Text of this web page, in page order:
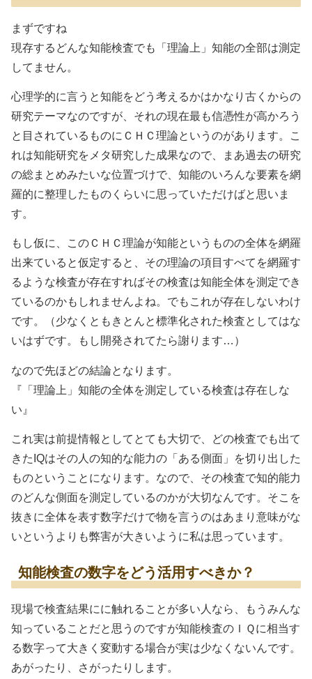
まずですね
現存するどんな知能検査でも「理論上」知能の全部は測定
してません。
心理学的に言うと知能をどう考えるかはかなり古くからの
研究テーマなのですが、それの現在最も信憑性が高かろう
と目されているものにＣＨＣ理論というのがあります。こ
れは知能研究をメタ研究した成果なので、まあ過去の研究
の総まとめみたいな位置づけで、知能のいろんな要素を網
羅的に整理したものくらいに思っていただけばと思いま
す。
もし仮に、このＣＨＣ理論が知能というものの全体を網羅
出来ていると仮定すると、その理論の項目すべてを網羅す
るような検査が存在すればその検査は知能全体を測定でき
ているのかもしれませんよね。でもこれが存在しないわけ
です。（少なくともきとんと標準化された検査としてはな
いはずです。もし開発されてたら謝ります…）
なので先ほどの結論となります。
『「理論上」知能の全体を測定している検査は存在しな
い』
これ実は前提情報としてとても大切で、どの検査でも出て
きたIQはその人の知的な能力の「ある側面」を切り出した
ものということになります。なので、その検査で知的能力
のどんな側面を測定しているのかが大切なんです。そこを
抜きに全体を表す数字だけで物を言うのはあまり意味がな
いというよりも弊害が大きいように私は思っています。
知能検査の数字をどう活用すべきか？
現場で検査結果にに触れることが多い人なら、もうみんな
知っていることだと思うのですが知能検査のＩＱに相当す
る数字って大きく変動する場合が実は少なくないんです。
あがったり、さがったりします。